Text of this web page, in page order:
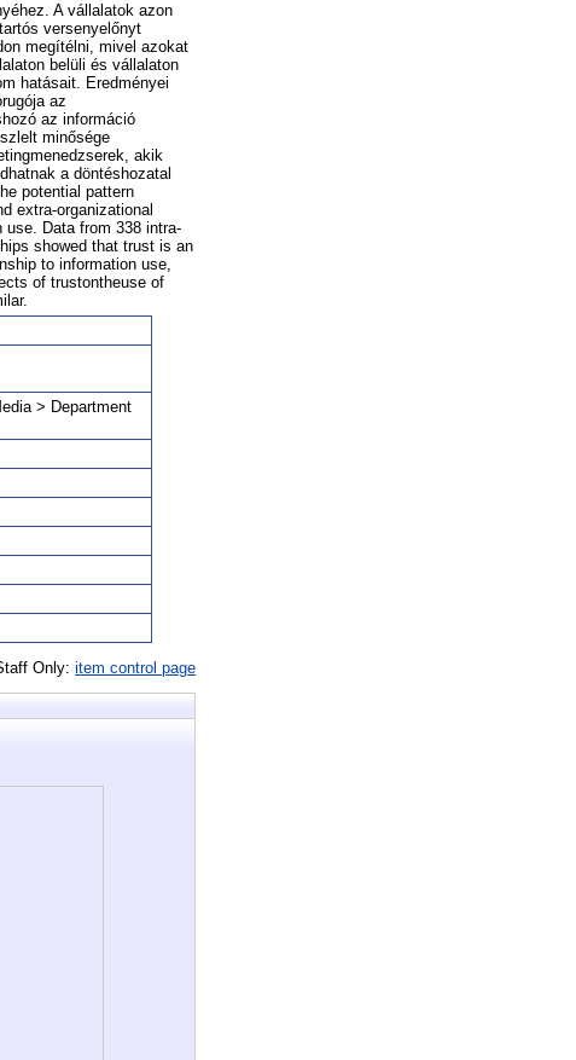
A vállalatok azon
versenyelőnyt
megítélni, mivel azokat
belüli és vállalaton
hatásait. Eredményei
az
az információ
minősége
akik
a döntéshozatal
potential pattern
extra-organizational
Data from 338 intra-
showed that trust is an
to information use,
of trustontheuse of
> Department
Only: item control page